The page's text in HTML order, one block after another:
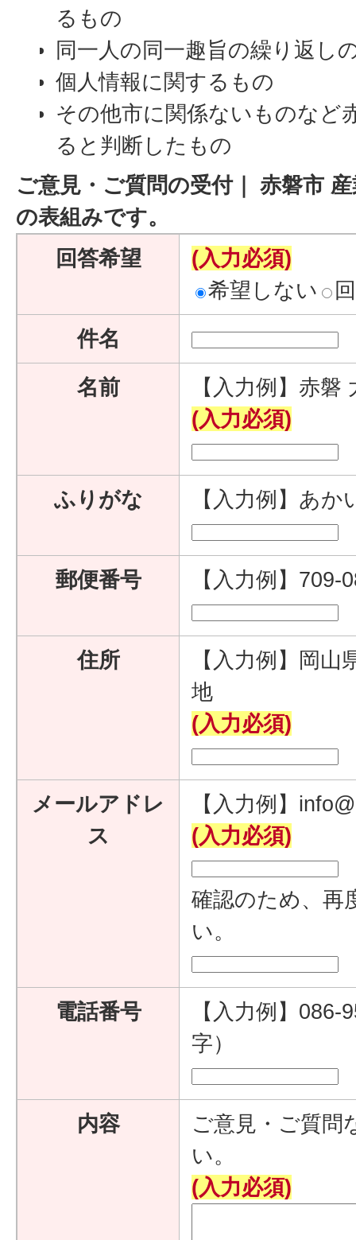
るもの
同一人の同一趣旨の繰り返し
個人情報に関するもの
その他市に関係ないものなど
ると判断したもの
ご意見・ご質問の受付｜ 赤磐市
の表組みです。
回答希望
(入力必須)
希望しない
件名
名前
【入力例】赤磐
(入力必須)
ふりがな 【入力例】あ
郵便番号 【入力例】
住所
【入力例】岡
地
(入力必須)
メールアドレ
ス
【入力例】
(入力必須)
確認のため、再
い。
電話番号
【入力例】
字）
内容
ご意見・ご質問
い。
(入力必須)